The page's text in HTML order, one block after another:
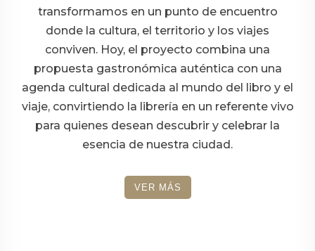
transformamos en un punto de encuentro
donde la cultura, el territorio y los viajes
conviven. Hoy, el proyecto combina una
propuesta gastronómica auténtica con una
agenda cultural dedicada al mundo del libro y el
viaje, convirtiendo la librería en un referente vivo
para quienes desean descubrir y celebrar la
esencia de nuestra ciudad.
VER MÁS